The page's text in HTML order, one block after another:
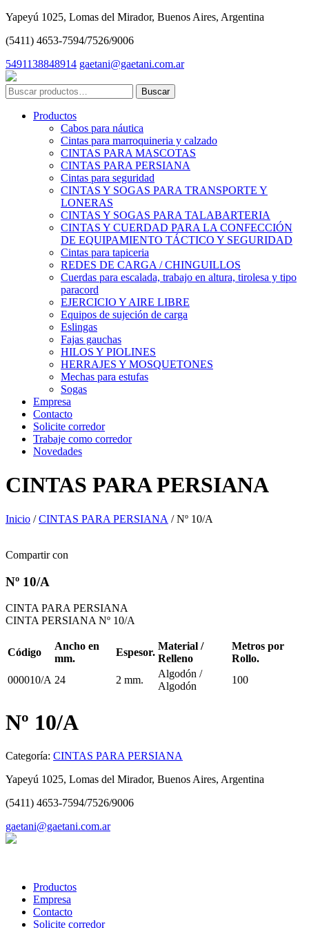
Yapeyú 1025, Lomas del Mirador, Buenos Aires, Argentina
(5411) 4653-7594/7526/9006
5491138848914 gaetani@gaetani.com.ar
Buscar
por:
Productos
Cabos para náutica
Cintas para marroquineria y calzado
CINTAS PARA MASCOTAS
CINTAS PARA PERSIANA
Cintas para seguridad
CINTAS Y SOGAS PARA TRANSPORTE Y
LONERAS
CINTAS Y SOGAS PARA TALABARTERIA
CINTAS Y CUERDAD PARA LA CONFECCIÓN
DE EQUIPAMIENTO TÁCTICO Y SEGURIDAD
Cintas para tapiceria
REDES DE CARGA / CHINGUILLOS
Cuerdas para escalada, trabajo en altura, tirolesa y tipo
paracord
EJERCICIO Y AIRE LIBRE
Equipos de sujeción de carga
Eslingas
Fajas gauchas
HILOS Y PIOLINES
HERRAJES Y MOSQUETONES
Mechas para estufas
Sogas
Empresa
Contacto
Solicite corredor
Trabaje como corredor
Novedades
CINTAS PARA PERSIANA
Inicio /CINTAS PARA PERSIANA / Nº 10/A
Compartir con
Nº 10/A
CINTA PARA PERSIANA
CINTA PERSIANA Nº 10/A
Código
Ancho en
mm.
Espesor.
Material /
Relleno
Metros por
Rollo.
000010/A 24 2 mm.
Algodón /
Algodón
100
Nº 10/A
Categoría: CINTAS PARA PERSIANA
Yapeyú 1025, Lomas del Mirador, Buenos Aires, Argentina
(5411) 4653-7594/7526/9006
gaetani@gaetani.com.ar
Productos
Empresa
Contacto
Solicite corredor